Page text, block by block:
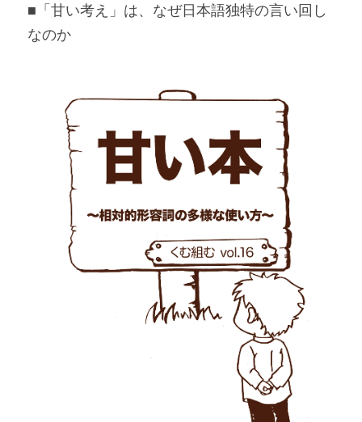
■「甘い考え」は、なぜ日本語独特の言い回し
なのか